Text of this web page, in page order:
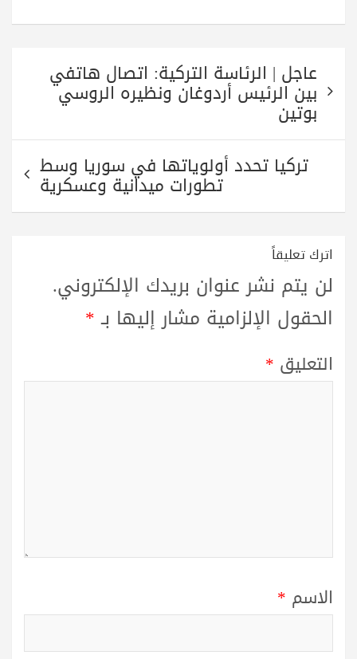
المقالات
عاجل | الرئاسة التركية: اتصال هاتفي
بين الرئيس أردوغان ونظيره الروسي
بوتين
تركيا تحدد أولوياتها في سوريا وسط
تطورات ميدانية وعسكرية
اترك تعليقاً
لن يتم نشر عنوان بريدك الإلكتروني.
الحقول الإلزامية مشار إليها بـ*
التعليق *
الاسم *